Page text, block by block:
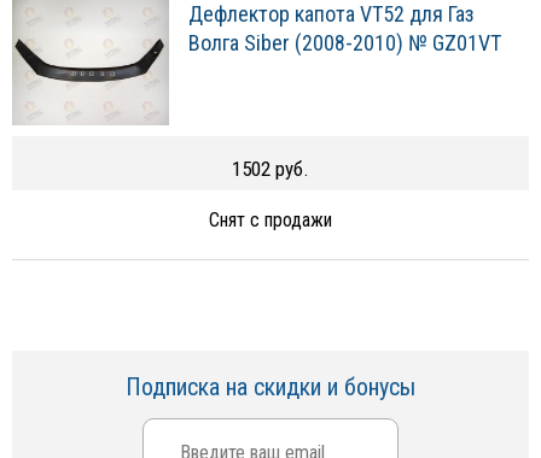
Дефлектор капота VT52 для Газ
Волга Siber (2008-2010) № GZ01VT
1502 руб.
Снят с продажи
Подписка на скидки и бонусы